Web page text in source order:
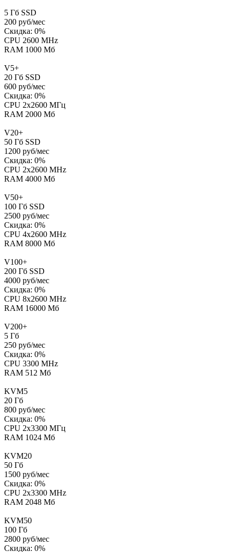
5 Гб SSD
200 руб/мес
Скидка: 0%
CPU 2600 MHz
RAM 1000 Мб
V5+
20 Гб SSD
600 руб/мес
Скидка: 0%
CPU 2x2600 МГц
RAM 2000 Мб
V20+
50 Гб SSD
1200 руб/мес
Скидка: 0%
CPU 2x2600 MHz
RAM 4000 Мб
V50+
100 Гб SSD
2500 руб/мес
Скидка: 0%
CPU 4x2600 MHz
RAM 8000 Мб
V100+
200 Гб SSD
4000 руб/мес
Скидка: 0%
CPU 8x2600 MHz
RAM 16000 Мб
V200+
5 Гб
250 руб/мес
Скидка: 0%
CPU 3300 MHz
RAM 512 Мб
KVM5
20 Гб
800 руб/мес
Скидка: 0%
CPU 2x3300 МГц
RAM 1024 Мб
KVM20
50 Гб
1500 руб/мес
Скидка: 0%
CPU 2x3300 MHz
RAM 2048 Мб
KVM50
100 Гб
2800 руб/мес
Скидка: 0%